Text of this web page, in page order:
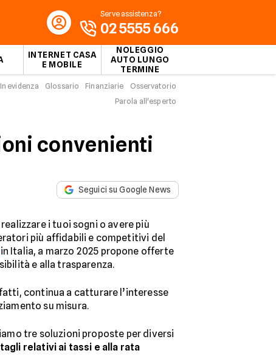
INTERNET CASA
E MOBILE
NOLEGGIO
AUTO LUNGO
TERMINE
Serve assistenza?
02 5555 666
In evidenza Glossario Finanziarie
Osservatorio
Parola all'esperto
convenienti
Seguici su Google News
i tuoi sogni o avere più
più affidabili e competitivi del
in Italia, a marzo 2025 propone offerte
e alla trasparenza.
continua a catturare l’interesse
su misura.
tre soluzioni proposte per diversi
relativi ai tassi e alla rata